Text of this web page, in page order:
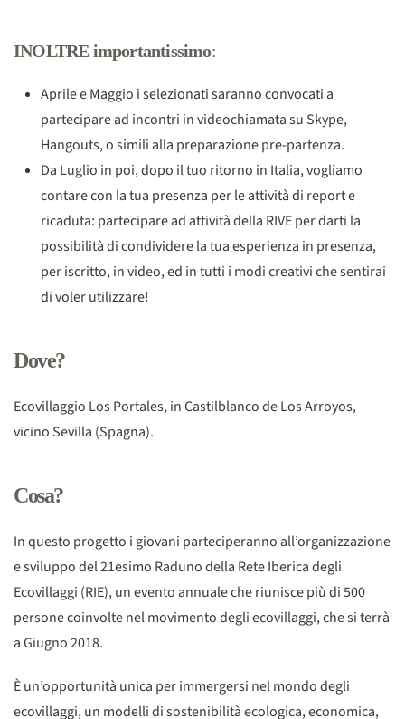
INOLTRE importantissimo:
Aprile e Maggio i selezionati saranno convocati a
partecipare ad incontri in videochiamata su Skype,
Hangouts, o simili alla preparazione pre-partenza.
Da Luglio in poi, dopo il tuo ritorno in Italia, vogliamo
contare con la tua presenza per le attività di report e
ricaduta: partecipare ad attività della RIVE per darti la
possibilità di condividere la tua esperienza in presenza,
per iscritto, in video, ed in tutti i modi creativi che sentirai
di voler utilizzare!
Dove?
Ecovillaggio Los Portales, in Castilblanco de Los Arroyos,
vicino Sevilla (Spagna).
Cosa?
In questo progetto i giovani parteciperanno all’organizzazione
e sviluppo del 21esimo Raduno della Rete Iberica degli
Ecovillaggi (RIE), un evento annuale che riunisce più di 500
persone coinvolte nel movimento degli ecovillaggi, che si terrà
a Giugno 2018.
È un’opportunità unica per immergersi nel mondo degli
ecovillaggi, un modelli di sostenibilità ecologica, economica,